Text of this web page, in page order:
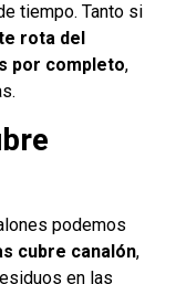
tiempo. Tanto si
rota del
por completo,
podemos
cubre canalón,
en las